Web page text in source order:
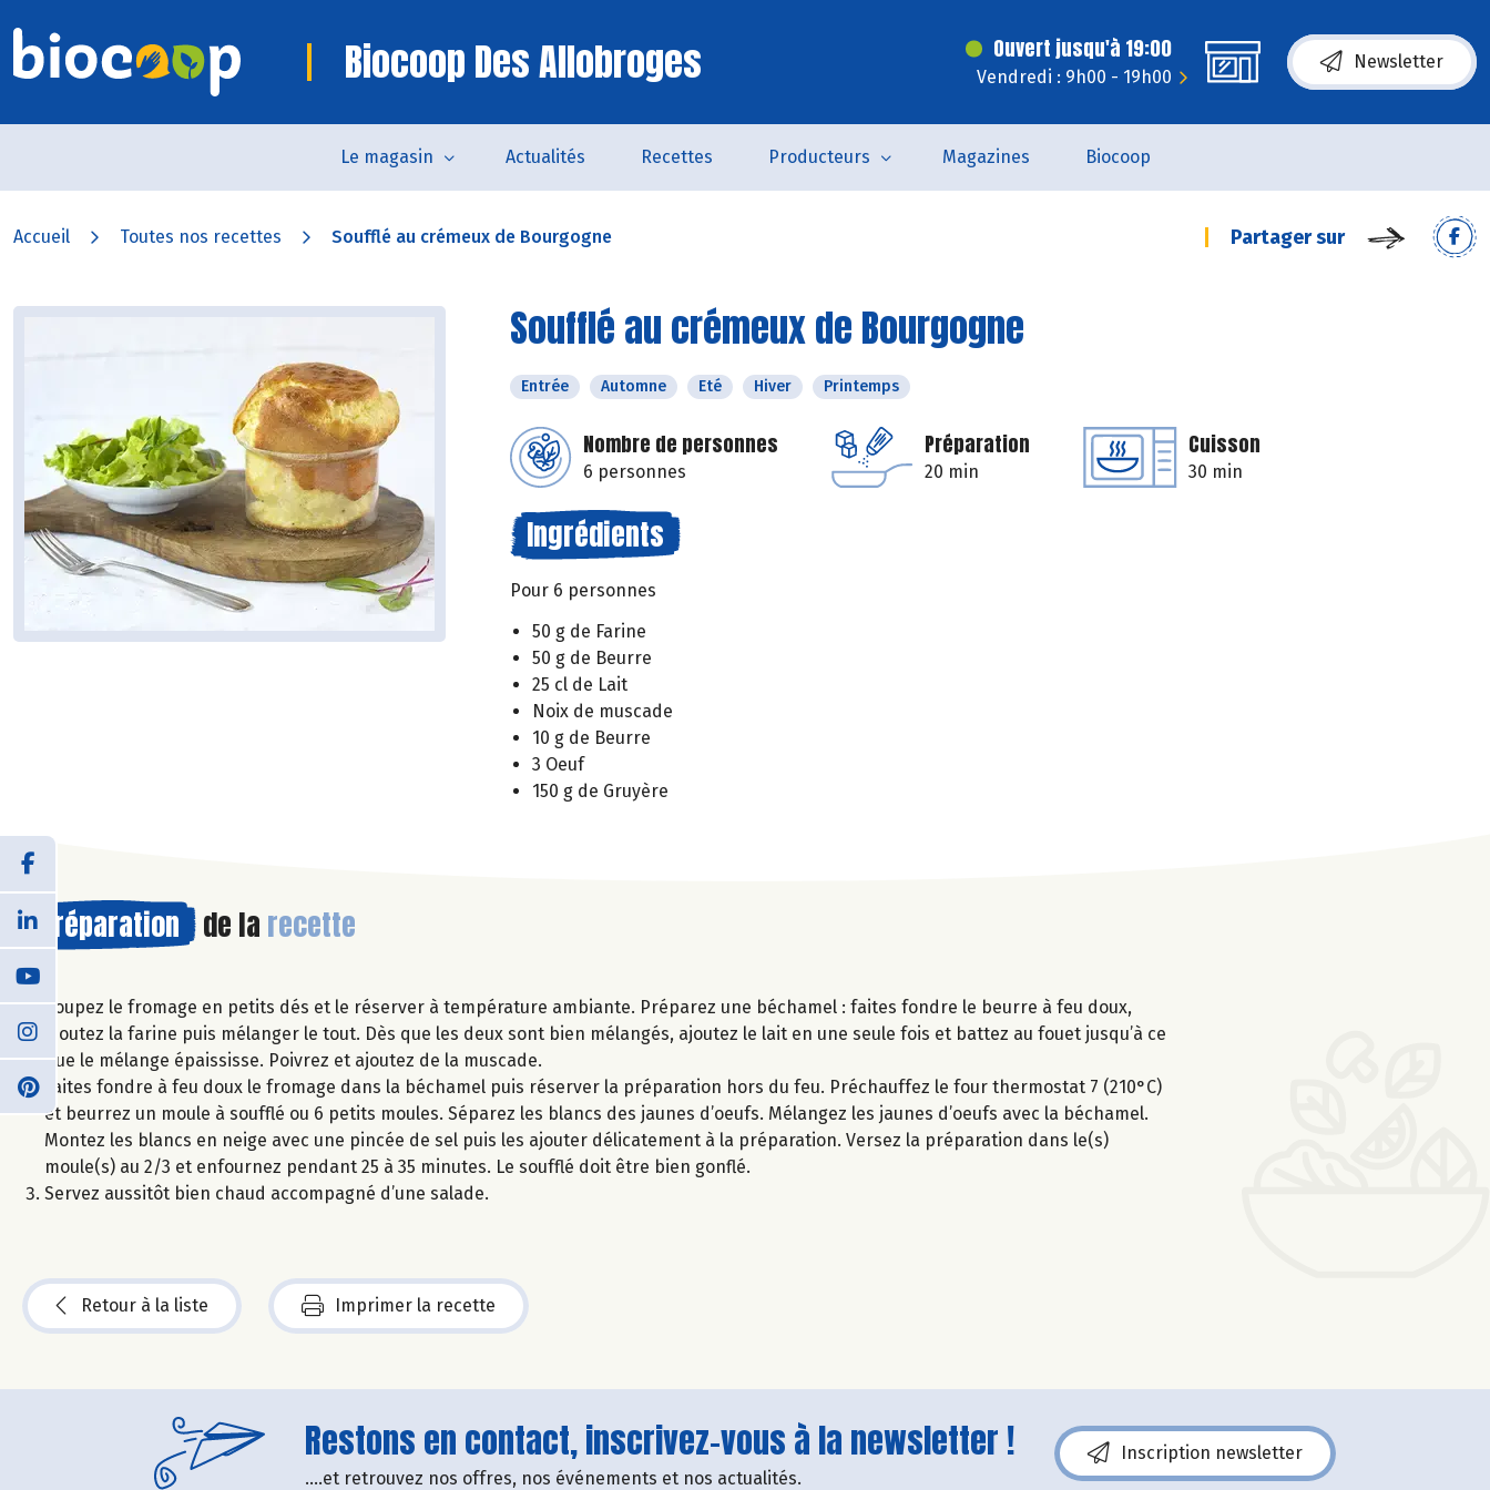
Biocoop Des Allobroges Ouvert jusqu'à 19:00
Vendredi : 9h00 - 19h00
Newsletter
Le magasin Actualités Recettes Producteurs Magazines Biocoop
Accueil Toutes nos recettes Soufflé au crémeux de Bourgogne Partager sur
Soufflé au crémeux de Bourgogne
Entrée Automne Eté Hiver Printemps
Nombre de personnes
6 personnes
Préparation
20 min
Cuisson
30 min
Ingrédients
Pour 6 personnes
50 g de Farine
50 g de Beurre
25 cl de Lait
Noix de muscade
10 g de Beurre
3 Oeuf
150 g de Gruyère
Préparation de la recette
Coupez le fromage en petits dés et le réserver à température ambiante. Préparez une béchamel : faites fondre le beurre à feu doux,
ajoutez la farine puis mélanger le tout. Dès que les deux sont bien mélangés, ajoutez le lait en une seule fois et battez au fouet jusqu’à ce
que le mélange épaississe. Poivrez et ajoutez de la muscade.
Faites fondre à feu doux le fromage dans la béchamel puis réserver la préparation hors du feu. Préchauffez le four thermostat 7 (210°C)
et beurrez un moule à soufflé ou 6 petits moules. Séparez les blancs des jaunes d’oeufs. Mélangez les jaunes d’oeufs avec la béchamel.
Montez les blancs en neige avec une pincée de sel puis les ajouter délicatement à la préparation. Versez la préparation dans le(s)
moule(s) au 2/3 et enfournez pendant 25 à 35 minutes. Le soufflé doit être bien gonflé.
Servez aussitôt bien chaud accompagné d’une salade.
Retour à la liste Imprimer la recette
Restons en contact, inscrivez-vous à la newsletter !
....et retrouvez nos offres, nos événements et nos actualités.
Inscription newsletter